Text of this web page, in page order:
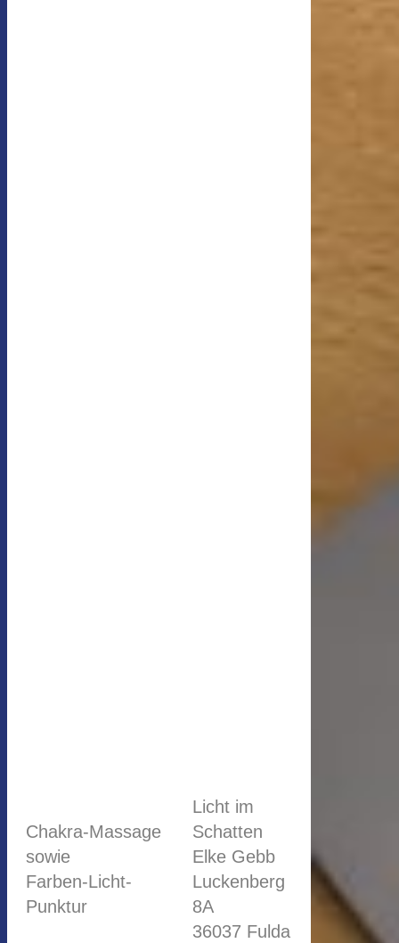
Chakra-Massage
sowie
Farben-Licht-
Punktur
Licht im
Schatten
Elke Gebb
Luckenberg
8A
36037 Fulda